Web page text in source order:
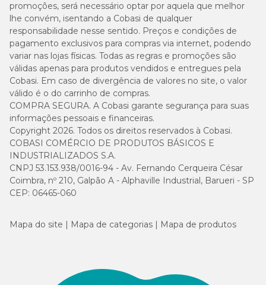
promoções, será necessário optar por aquela que melhor
lhe convém, isentando a Cobasi de qualquer
responsabilidade nesse sentido. Preços e condições de
pagamento exclusivos para compras via internet, podendo
variar nas lojas físicas. Todas as regras e promoções são
válidas apenas para produtos vendidos e entregues pela
Cobasi. Em caso de divergência de valores no site, o valor
válido é o do carrinho de compras.
COMPRA SEGURA. A Cobasi garante segurança para suas
informações pessoais e financeiras.
Copyright 2026. Todos os direitos reservados à Cobasi.
COBASI COMÉRCIO DE PRODUTOS BÁSICOS E
INDUSTRIALIZADOS S.A.
CNPJ 53.153.938/0016-94 - Av. Fernando Cerqueira César
Coimbra, nº 210, Galpão A - Alphaville Industrial, Barueri - SP
CEP: 06465-060
Mapa do site Mapa de categorias Mapa de produtos